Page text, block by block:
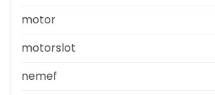
motor
motorslot
nemef